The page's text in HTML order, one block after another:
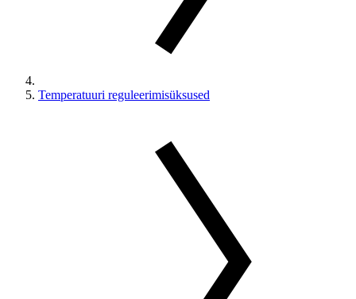
Temperatuuri reguleerimisüksused